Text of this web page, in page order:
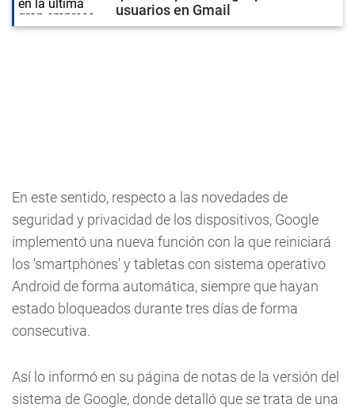
usuarios en Gmail
En este sentido, respecto a las novedades de
seguridad y privacidad de los dispositivos, Google
implementó una nueva función con la que reiniciará
los 'smartphones' y tabletas con sistema operativo
Android de forma automática, siempre que hayan
estado bloqueados durante tres días de forma
consecutiva.
Así lo informó en su página de notas de la versión del
sistema de Google, donde detalló que se trata de una